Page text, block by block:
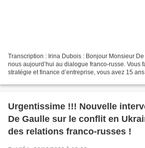
Transcription : Irina Dubois : Bonjour Monsieur
nous aujourd’hui au dialogue franco-russe. Vous
stratégie et finance d’entreprise, vous avez 15 ans
Urgentissime !!! Nouvelle
De Gaulle sur le conflit en
des relations franco-russes !